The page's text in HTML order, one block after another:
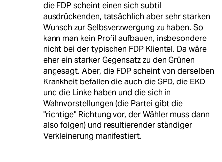
die FDP scheint einen sich subtil
ausdrückenden, tatsächlich aber sehr starken
Wunsch zur Selbsverzwergung zu haben. So
kann man kein Profil aufbauen, insbesondere
nicht bei der typischen FDP Klientel. Da wäre
eher ein starker Gegensatz zu den Grünen
angesagt. Aber, die FDP scheint von derselben
Krankheit befallen die auch die SPD, die EKD
und die Linke haben und die sich in
Wahnvorstellungen (die Partei gibt die
"richtige" Richtung vor, der Wähler muss dann
also folgen) und resultierender ständiger
Verkleinerung manifestiert.